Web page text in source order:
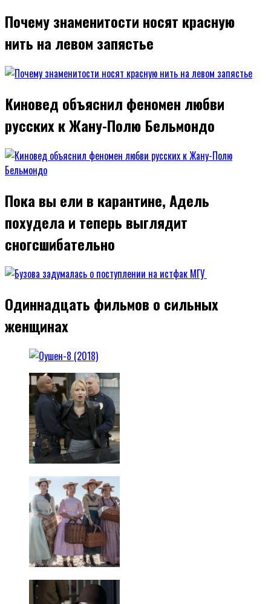
Почему знаменитости носят красную
нить на левом запястье
Киновед объяснил феномен любви
русских к Жану-Полю Бельмондо
Пока вы ели в карантине, Адель
похудела и теперь выглядит
сногсшибательно
Одиннадцать фильмов о сильных
женщинах